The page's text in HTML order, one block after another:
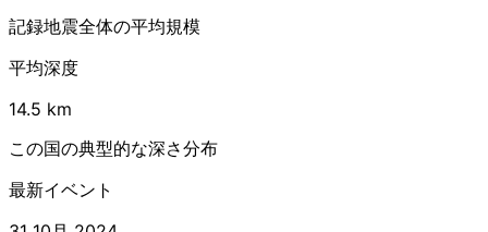
記録地震全体の平均規模
平均深度
14.5 km
この国の典型的な深さ分布
最新イベント